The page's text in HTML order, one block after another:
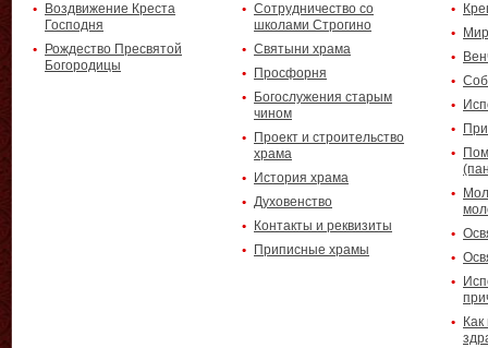
Воздвижение Креста
Господня
Рождество Пресвятой
Богородицы
Сотрудничество со
школами Строгино
Святыни храма
Просфорня
Богослужения старым
чином
Проект и строительство
храма
История храма
Духовенство
Контакты и реквизиты
Приписные храмы